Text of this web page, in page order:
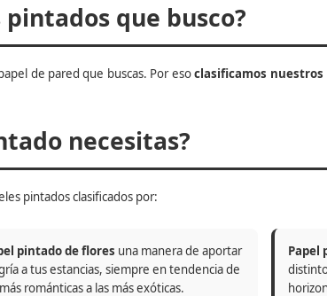
que busco?
de pared que buscas. Por esoclasificamos nuestros
necesitas?
pintados clasificados por:
pintado de flores una manera de aportar
a tus estancias, siempre en tendencia de
románticas a las más exóticas.
Papel